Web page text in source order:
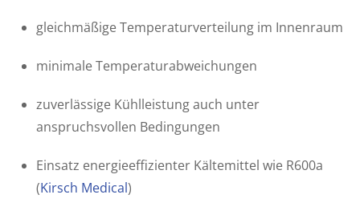
gleichmäßige Temperaturverteilung im Innenraum
minimale Temperaturabweichungen
zuverlässige Kühlleistung auch unter
anspruchsvollen Bedingungen
Einsatz energieeffizienter Kältemittel wie R600a
(Kirsch Medical)